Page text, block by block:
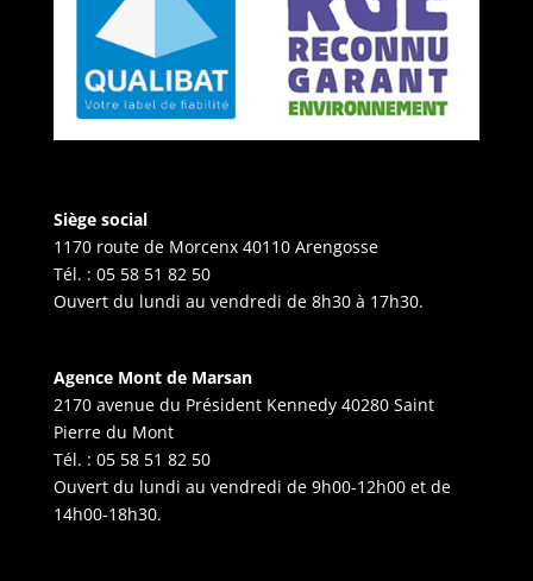
Siège social
1170 route de Morcenx 40110 Arengosse
Tél. : 05 58 51 82 50
Ouvert du lundi au vendredi de 8h30 à 17h30.
Agence Mont de Marsan
2170 avenue du Président Kennedy 40280 Saint
Pierre du Mont
Tél. : 05 58 51 82 50
Ouvert du lundi au vendredi de 9h00-12h00 et de
14h00-18h30.